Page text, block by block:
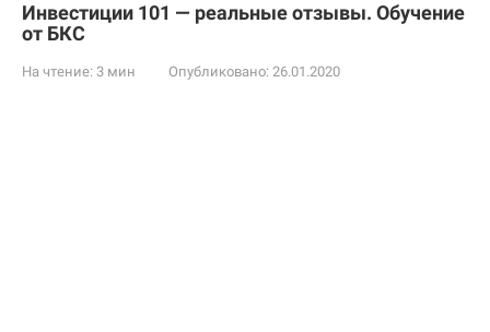
Инвестиции 101 — реальные отзывы. Обучение
от БКС
На чтение: 3 мин Опубликовано: 26.01.2020